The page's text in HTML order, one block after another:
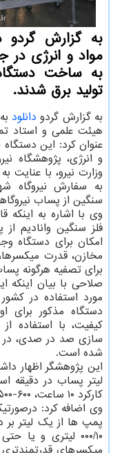
به گزارش گردو
مواد و انرژی در
به ساخت
تولید برق شدند.
به گزارش گردو دانلود
هیئت علمی و استاد
عنوان کرد: این
و انرژی، پژوهشگاه
وزارت نیرو، با عنایت
به سفارش نیروگاه
سنگین از پساب
وی با اشاره به
فلز سنگین وانادیم
امکان برای دستگاه
مخازن، قدرت
برای تصفیه هرگونه
صلاحی با بیان اینکه
مورد استفاده در
دستگاه مذکور برای
کیفیت، با استفاده
سازی صد در صدی، در
شده است.
لیتر پساب در دقیقه
کارکرد ۱۰ ساعت، ۶۰۰-۵۰۰ لیتر پساب را تصفیه کرد.
پمپ ها از یک لیتر بر
۰۰۰/۱۰ لیتری و